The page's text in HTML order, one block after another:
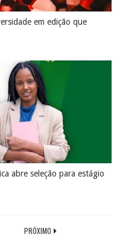
em edição que
abre seleção para estágio
PRÓXIMO